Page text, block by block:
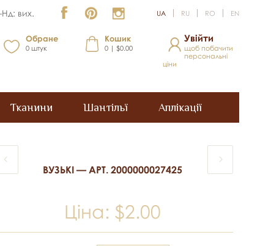
вих. UA RU RO EN
Обране
0 штук
Кошик
0 | $0.00
Увійти
щоб побачити
персональні
ціни
Тканини Шантільї Аплікації
ВУЗЬКІ — АРТ. 2000000027425
Ціна: $2.00